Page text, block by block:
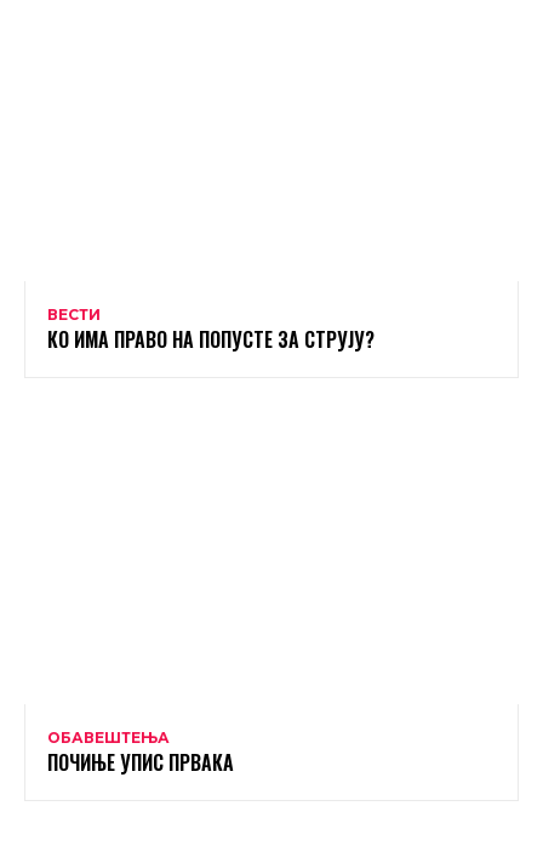
ВЕСТИ
КО ИМА ПРАВО НА ПОПУСТЕ ЗА СТРУЈУ?
ОБАВЕШТЕЊА
ПОЧИЊЕ УПИС ПРВАКА